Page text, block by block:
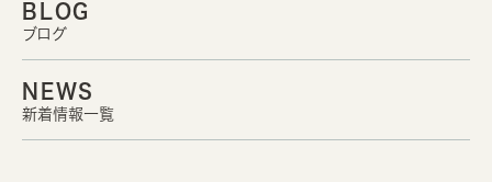
BLOG
ブログ
NEWS
新着情報一覧